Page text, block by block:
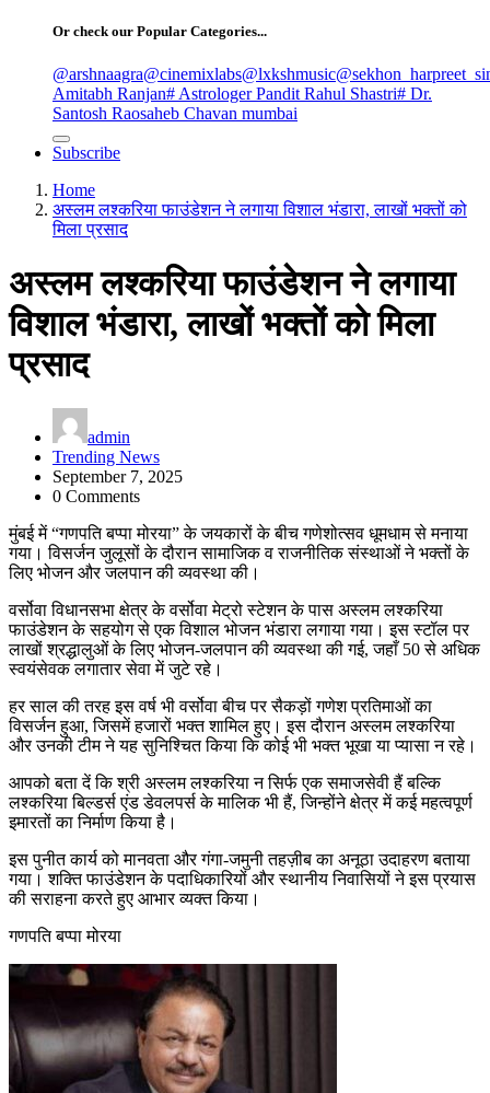
for:
Or check our Popular Categories...
@arshnaagra@cinemixlabs@lxkshmusic
Amitabh Ranjan# Astrologer Pandit Rahul Shastri# Dr.
Santosh Raosaheb Chavan mumbai
Subscribe
Home
अस्लम लश्करिया फाउंडेशन ने लगाया विशाल भंडारा, लाखों भक्तों को
मिला प्रसाद
अस्लम लश्करिया फाउंडेशन ने लगाया
विशाल भंडारा, लाखों भक्तों को मिला
प्रसाद
admin
Trending News
September 7, 2025
0 Comments
मुंबई में “गणपति बप्पा मोरया” के जयकारों के बीच गणेशोत्सव धूमधाम से मनाया
गया। विसर्जन जुलूसों के दौरान सामाजिक व राजनीतिक संस्थाओं ने भक्तों के
लिए भोजन और जलपान की व्यवस्था की।
वर्सोवा विधानसभा क्षेत्र के वर्सोवा मेट्रो स्टेशन के पास अस्लम लश्करिया
फाउंडेशन के सहयोग से एक विशाल भोजन भंडारा लगाया गया। इस स्टॉल पर
लाखों श्रद्धालुओं के लिए भोजन-जलपान की व्यवस्था की गई, जहाँ 50 से अधिक
स्वयंसेवक लगातार सेवा में जुटे रहे।
हर साल की तरह इस वर्ष भी वर्सोवा बीच पर सैकड़ों गणेश प्रतिमाओं का
विसर्जन हुआ, जिसमें हजारों भक्त शामिल हुए। इस दौरान अस्लम लश्करिया
और उनकी टीम ने यह सुनिश्चित किया कि कोई भी भक्त भूखा या प्यासा न रहे।
आपको बता दें कि श्री अस्लम लश्करिया न सिर्फ एक समाजसेवी हैं बल्कि
लश्करिया बिल्डर्स एंड डेवलपर्स के मालिक भी हैं, जिन्होंने क्षेत्र में कई महत्वपूर्ण
इमारतों का निर्माण किया है।
इस पुनीत कार्य को मानवता और गंगा-जमुनी तहज़ीब का अनूठा उदाहरण बताया
गया। शक्ति फाउंडेशन के पदाधिकारियों और स्थानीय निवासियों ने इस प्रयास
की सराहना करते हुए आभार व्यक्त किया।
गणपति बप्पा मोरया